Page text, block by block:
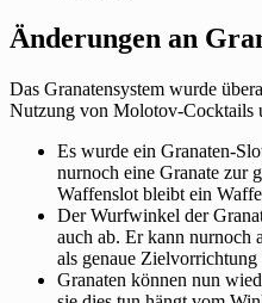
Änderungen an
Das Granatensystem wurde
Nutzung von Molotov-Cocktails
Es wurde ein Granaten-
nurnoch eine Granate zur
Waffenslot bleibt ein
Der Wurfwinkel der
auch ab. Er kann nurnoch
als genaue Zielvorrichtung
Granaten können nun